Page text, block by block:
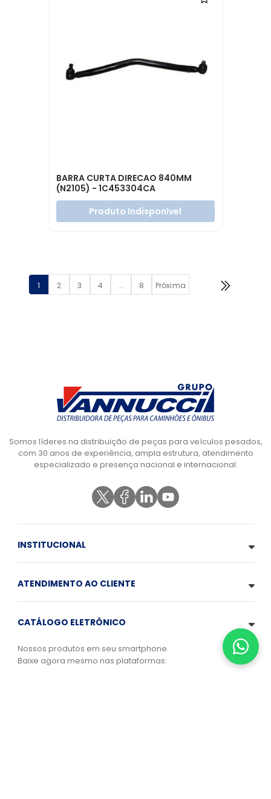
BARRA CURTA DIRECAO 840MM
(N2105) - 1C453304CA
Produto Indisponível
1 2 3 4 ... 8 Próxima
Somos líderes na distribuição de peças para veículos pesados,
com 30 anos de experiência, ampla estrutura, atendimento
especializado e presença nacional e internacional.
INSTITUCIONAL
ATENDIMENTO AO CLIENTE
CATÁLOGO ELETRÔNICO
Nossos produtos em seu smartphone.
Baixe agora mesmo nas plataformas: